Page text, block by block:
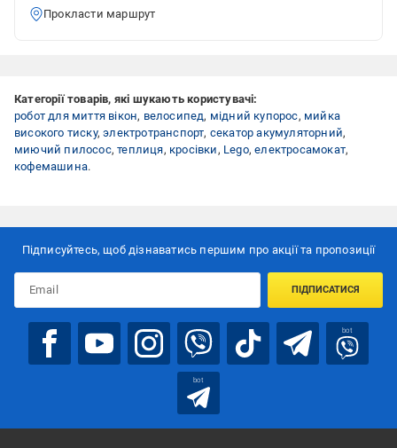
Прокласти маршрут
Категорії товарів, які шукають користувачі:
робот для миття вікон, велосипед, мідний купорос, мийка
високого тиску,электротранспорт, секатор акумуляторний,
миючий пилосос,теплиця, кросівки , Lego,електросамокат,
кофемашина.
Підписуйтесь, щоб дізнаватись першим про акції та пропозиції
ПІДПИСАТИСЯ
bot
bot